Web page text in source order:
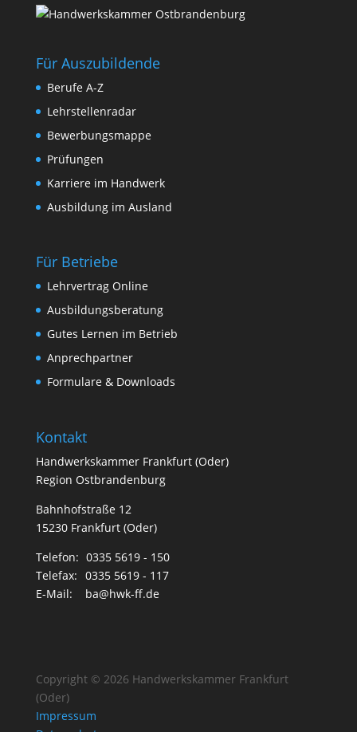
Für Auszubildende
Berufe A-Z
Lehrstellenradar
Bewerbungsmappe
Prüfungen
Karriere im Handwerk
Ausbildung im Ausland
Für Betriebe
Lehrvertrag Online
Ausbildungsberatung
Gutes Lernen im Betrieb
Anprechpartner
Formulare & Downloads
Kontakt
Handwerkskammer Frankfurt (Oder)
Region Ostbrandenburg
Bahnhofstraße 12
15230 Frankfurt (Oder)
Telefon: 0335 5619 - 150
Telefax: 0335 5619 - 117
E-Mail:
ba@hwk-ff.de
Copyright © 2026 Handwerkskammer Frankfurt
(Oder)
Impressum